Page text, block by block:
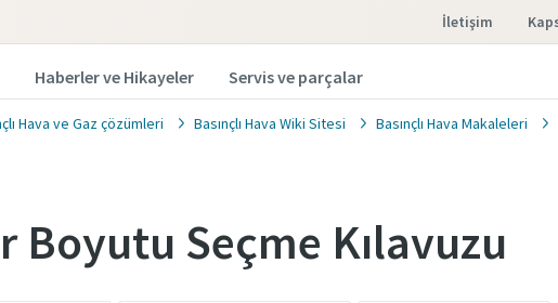
İletişim
Haberler ve Hikayeler Servis ve parçalar
Hava ve Gaz çözümleri Basınçlı Hava Wiki Sitesi Basınçlı Hava Makaleleri
Boyutu Seçme Kılavuzu